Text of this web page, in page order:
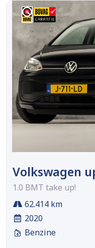
Volkswagen
1.0 BMT take up!
62.414 km
2020
Benzine